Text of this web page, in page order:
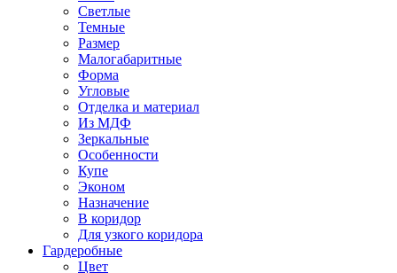
Светлые
Темные
Размер
Малогабаритные
Форма
Угловые
Отделка и материал
Из МДФ
Зеркальные
Особенности
Купе
Эконом
Назначение
В коридор
Для узкого коридора
Гардеробные
Цвет